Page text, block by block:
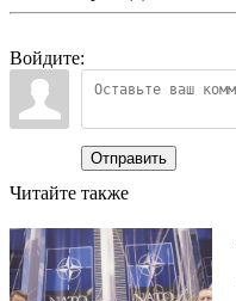
Войдите:
Отправить
Читайте также